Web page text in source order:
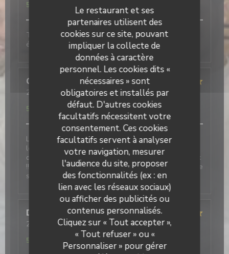
Le restaurant et ses
partenaires utilisent des
cookies sur ce site, pouvant
impliquer la collecte de
données à caractère
personnel. Les cookies dits «
nécessaires » sont
obligatoires et installés par
défaut. D'autres cookies
facultatifs nécessitent votre
consentement. Ces cookies
facultatifs servent à analyser
votre navigation, mesurer
l'audience du site, proposer
des fonctionnalités (ex : en
lien avec les réseaux sociaux)
ou afficher des publicités ou
contenus personnalisés.
Cliquez sur « Tout accepter »,
« Tout refuser » ou «
Personnaliser » pour gérer
5
Très bonne soirée, excellent repas, très copieux,
épreuve d'évaluation pour les élèves.
Chloe
2026-04-09- 19:15 - Couverts 2
Ambiance:5/5 Cuisine: 5/5 Qualité / Prix
5
Le restaurant est agréable et chaleureux ainsi que
les élèves et professeurs. Nous avons eu la chance
de bénéficier du menu d'examen, un délice et copieux
!! Une expérience à renouveler ! Merci pour cette belle
soirée
Dominique R
2026-04-09- 12:15 - Couverts 2
Ambiance: 5/5 Cuisine :5/5 Qualité / Prix
5